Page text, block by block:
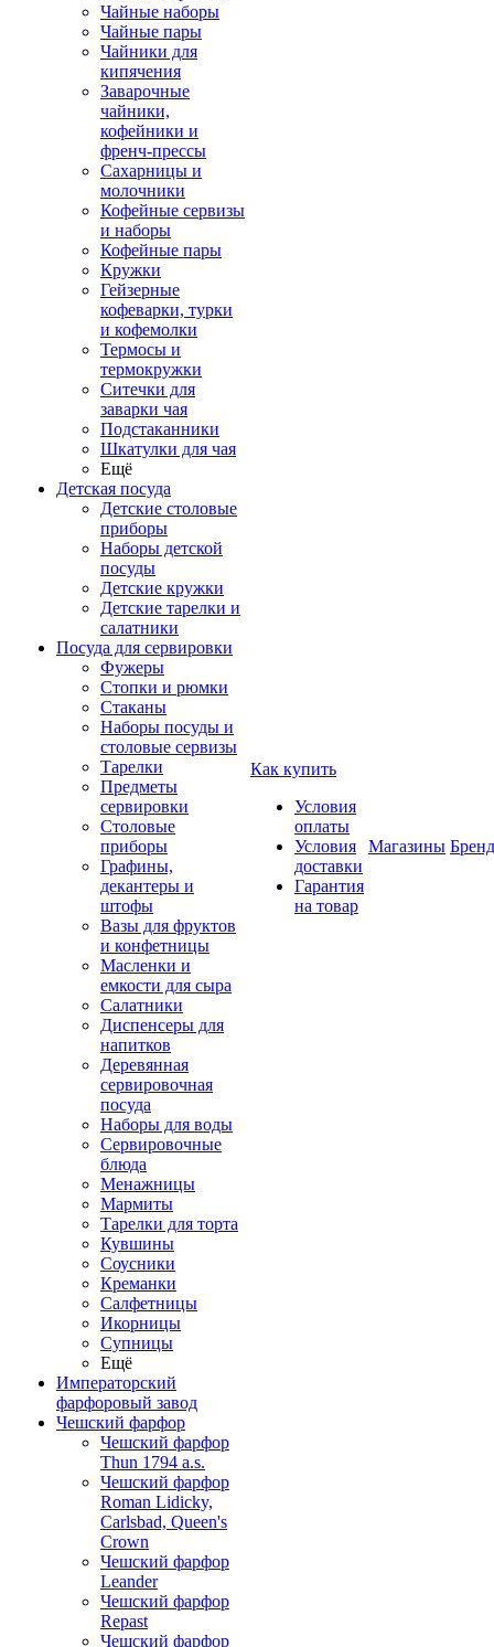
Чайные наборы
Чайные пары
Чайники для
кипячения
Заварочные
чайники,
кофейники и
френч-прессы
Сахарницы и
молочники
Кофейные сервизы
и наборы
Кофейные пары
Кружки
Гейзерные
кофеварки, турки
и кофемолки
Термосы и
термокружки
Ситечки для
заварки чая
Подстаканники
Шкатулки для чая
Ещё
Детская посуда
Детские столовые
приборы
Наборы детской
посуды
Детские кружки
Детские тарелки и
салатники
Посуда для сервировки
Фужеры
Стопки и рюмки
Стаканы
Наборы посуды и
столовые сервизы
Тарелки
Предметы
сервировки
Столовые
приборы
Графины,
декантеры и
штофы
Вазы для фруктов
и конфетницы
Масленки и
емкости для сыра
Салатники
Диспенсеры для
напитков
Деревянная
сервировочная
посуда
Наборы для воды
Сервировочные
блюда
Менажницы
Мармиты
Тарелки для торта
Кувшины
Соусники
Креманки
Салфетницы
Икорницы
Супницы
Ещё
Императорский
фарфоровый завод
Чешский фарфор
Чешский фарфор
Thun 1794 a.s.
Чешский фарфор
Roman Lidicky,
Carlsbad, Queen's
Crown
Чешский фарфор
Leander
Чешский фарфор
Repast
Чешский фарфор
Как купить
Условия
оплаты
Условия
доставки
Гарантия
на товар
Магазины